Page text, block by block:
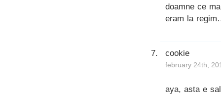
doamne ce
eram la
cookie
february 24th,
aya, asta e